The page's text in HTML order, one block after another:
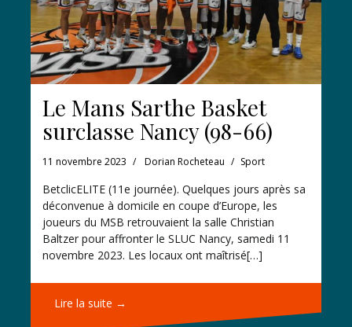
Le Mans Sarthe Basket
surclasse Nancy (98-66)
11 novembre 2023 Dorian Rocheteau Sport
BetclicELITE (11e journée). Quelques jours après sa
déconvenue à domicile en coupe d’Europe, les
joueurs du MSB retrouvaient la salle Christian
Baltzer pour affronter le SLUC Nancy, samedi 11
novembre 2023. Les locaux ont maîtrisé[…]
Lire la suite →